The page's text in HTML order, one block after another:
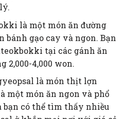
là một món ăn đường
bánh gạo cay và ngon. Bạn
tại các gánh ăn
2,000-4,000 won.
là món thịt lợn
một món ăn ngon và phổ
bạn có thể tìm thấy nhiều